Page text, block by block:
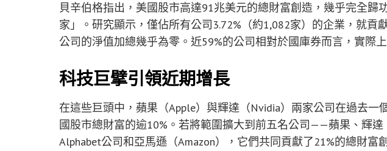
貝辛伯格指出，美國股市高達91兆美元的總財富創造，幾乎完全歸
家」。研究顯示，僅佔所有公司3.72%（約1,082家）的企業，就貢
公司的淨值加總幾乎為零。近59%的公司相對於國庫券而言，實際
科技巨擘引領近期增長
在這些巨頭中，蘋果（Apple）與輝達（Nvidia）兩家公司在過去一
國股市總財富的逾10%。若將範圍擴大到前五名公司——蘋果、輝達
Alphabet公司和亞馬遜（Amazon），它們共同貢獻了21%的總財富